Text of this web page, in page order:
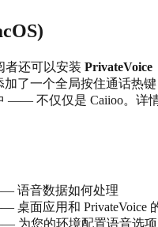
者还可以安装 PrivateVoice
加了一个全局按住通话热
—— 不仅仅是 Caiioo。详
语音数据如何处理
桌面应用和 PrivateVoice
为您的环境配置语音选项